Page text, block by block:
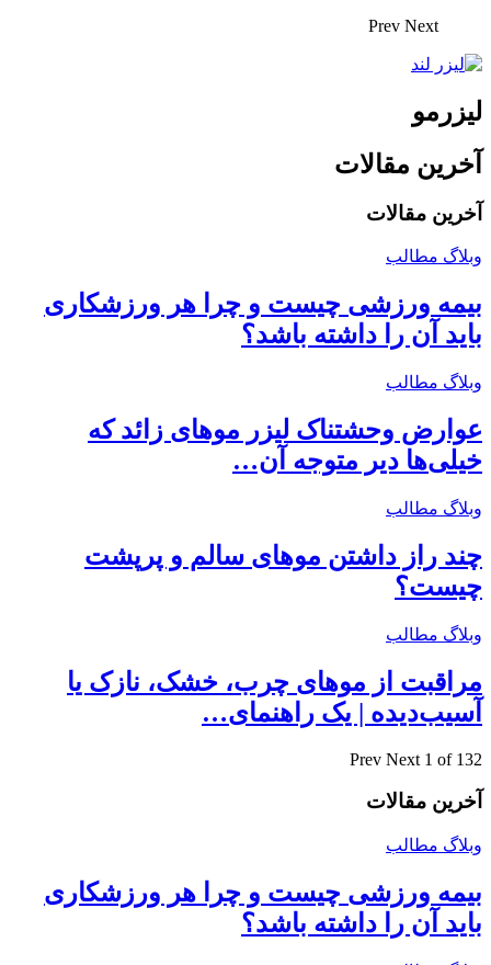
Prev Next
لیزرمو
آخرین مقالات
آخرین مقالات
وبلاگ مطالب
بیمه ورزشی چیست و چرا هر ورزشکاری
باید آن را داشته باشد؟
وبلاگ مطالب
عوارض وحشتناک لیزر موهای زائد که
خیلی‌ها دیر متوجه آن…
وبلاگ مطالب
چند راز داشتن موهای سالم و پرپشت
چیست؟
وبلاگ مطالب
مراقبت از موهای چرب، خشک، نازک یا
آسیب‌دیده | یک راهنمای…
Prev Next 1 of 132
آخرین مقالات
وبلاگ مطالب
بیمه ورزشی چیست و چرا هر ورزشکاری
باید آن را داشته باشد؟